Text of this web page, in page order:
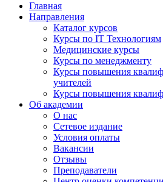
Главная
Направления
Каталог курсов
Курсы по IT Технологиям
Медицинские курсы
Курсы по менеджменту
Курсы повышения
учителей
Курсы повышения
Об академии
О нас
Сетевое издание
Условия оплаты
Вакансии
Отзывы
Преподаватели